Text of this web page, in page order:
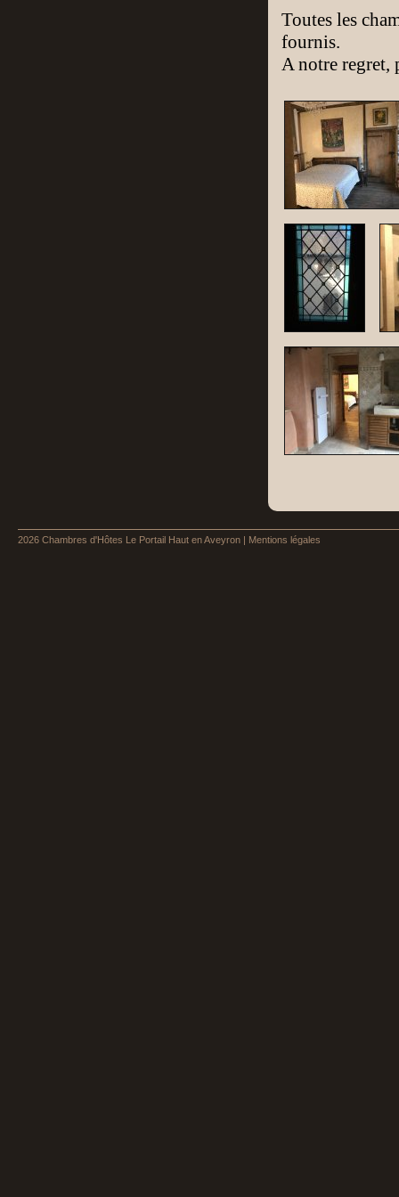
Toutes les
fournis.
A notre regret,
2026 Chambres d'Hôtes Le Portail Haut en Aveyron | Mentions légales